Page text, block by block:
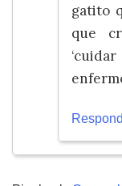
gatito
que